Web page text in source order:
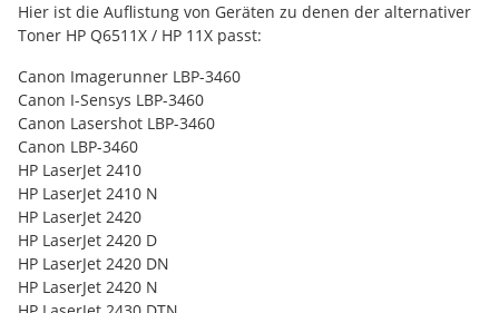
Hier ist die Auflistung von Geräten zu denen der alternativer
Toner HP Q6511X / HP 11X passt:
Canon Imagerunner LBP-3460
Canon I-Sensys LBP-3460
Canon Lasershot LBP-3460
Canon LBP-3460
HP LaserJet 2410
HP LaserJet 2410 N
HP LaserJet 2420
HP LaserJet 2420 D
HP LaserJet 2420 DN
HP LaserJet 2420 N